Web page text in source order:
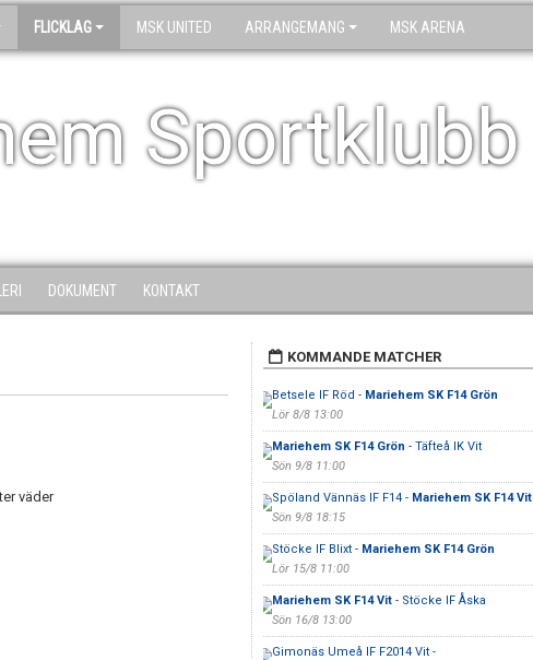
FLICKLAG MSK UNITED ARRANGEMANG MSK ARENA
Sportklubb
DOKUMENT KONTAKT
väder
KOMMANDE MATCHER
Betsele IF Röd - Mariehem SK F14 Grön
Lör 8/8 13:00
Mariehem SK F14 Grön - Täfteå IK Vit
Sön 9/8 11:00
Spöland Vännäs IF F14 - Mariehem SK F14 Vit
Sön 9/8 18:15
Stöcke IF Blixt - Mariehem SK F14 Grön
Lör 15/8 11:00
Mariehem SK F14 Vit- Stöcke IF Åska
Sön 16/8 13:00
Gimonäs Umeå IF F2014 Vit -